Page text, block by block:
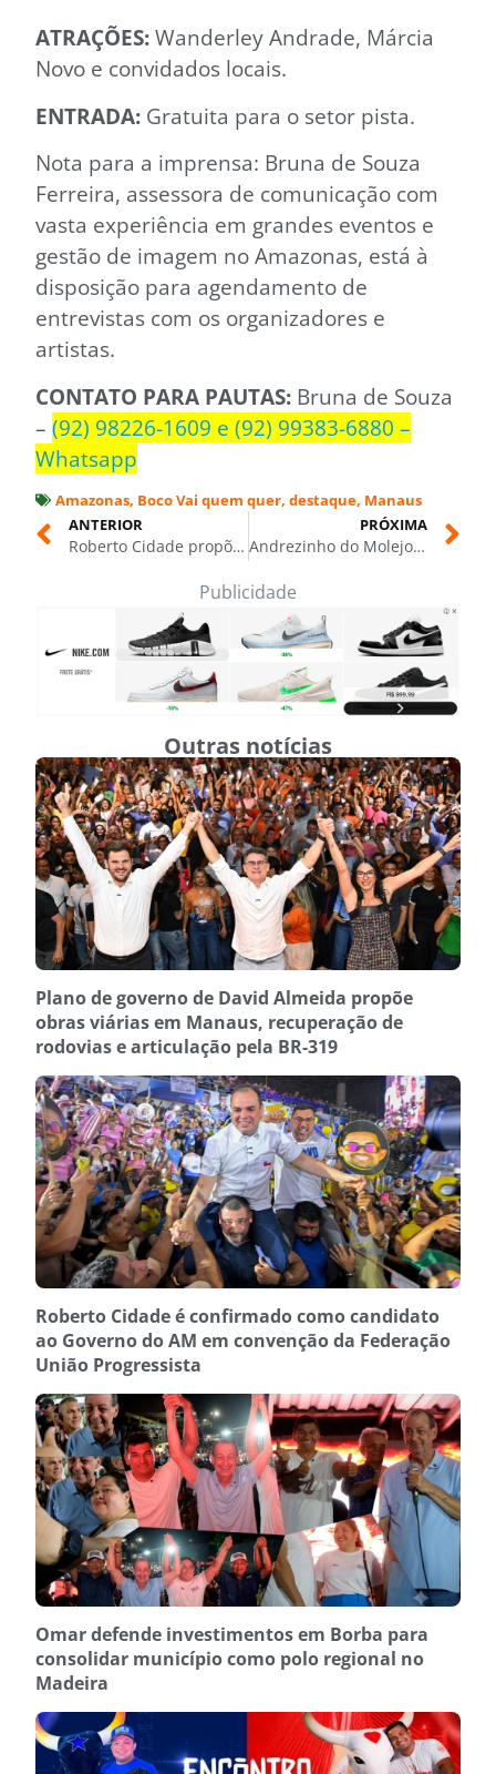
ATRAÇÕES:Wanderley Andrade, Márcia
Novo e convidados locais.
ENTRADA: Gratuita para o setor pista.
Nota para a imprensa: Bruna de Souza
Ferreira, assessora de comunicação com
vasta experiência em grandes eventos e
gestão de imagem no Amazonas, está à
disposição para agendamento de
entrevistas com os organizadores e
artistas.
CONTATO PARA PAUTAS: Bruna de Souza
– (92) 98226-1609 e (92) 99383-6880 –
Whatsapp
Amazonas, Boco Vai quem quer, destaque, Manaus
ANTERIOR
Roberto Cidade propõe política inédita para proteger mulheres contra a violência em áreas ribeirinhas e de difícil acesso no Amazonas
PRÓXIMA
Andrezinho do Molejo comanda Roda de Samba após a Vascorrida, dia 8 de março, em Manaus
Publicidade
Outras notícias
Plano de governo de David Almeida propõe
obras viárias em Manaus, recuperação de
rodovias e articulação pela BR-319
Roberto Cidade é confirmado como candidato
ao Governo do AM em convenção da Federação
União Progressista
Omar defende investimentos em Borba para
consolidar município como polo regional no
Madeira